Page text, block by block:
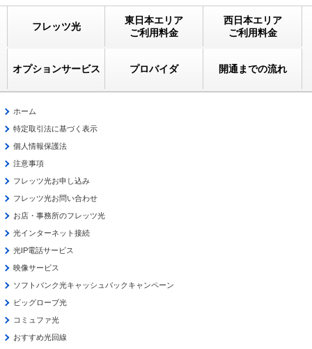
フレッツ光
東日本エリア
ご利用料金
西日本エリア
ご利用料金
オプションサービス プロバイダ 開通までの流れ
ホーム
特定取引法に基づく表示
個人情報保護法
注意事項
フレッツ光お申し込み
フレッツ光お問い合わせ
お店・事務所のフレッツ光
光インターネット接続
光IP電話サービス
映像サービス
ソフトバンク光キャッシュバックキャンペーン
ビッグローブ光
コミュファ光
おすすめ光回線